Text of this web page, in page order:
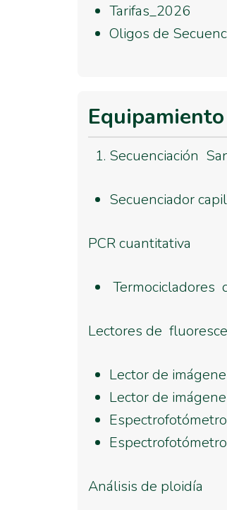
Tarifas_2026
Oligos de
Equipamiento
Secuenciación
Secuenciador
PCR cuantitativa
Termocicladores
Lectores de
Lector de
Lector de
Análisis de ploidía